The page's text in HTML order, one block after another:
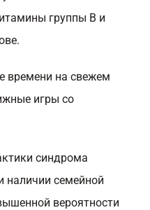
группы В и
времени на свежем
игры со
синдрома
наличии семейной
вероятности